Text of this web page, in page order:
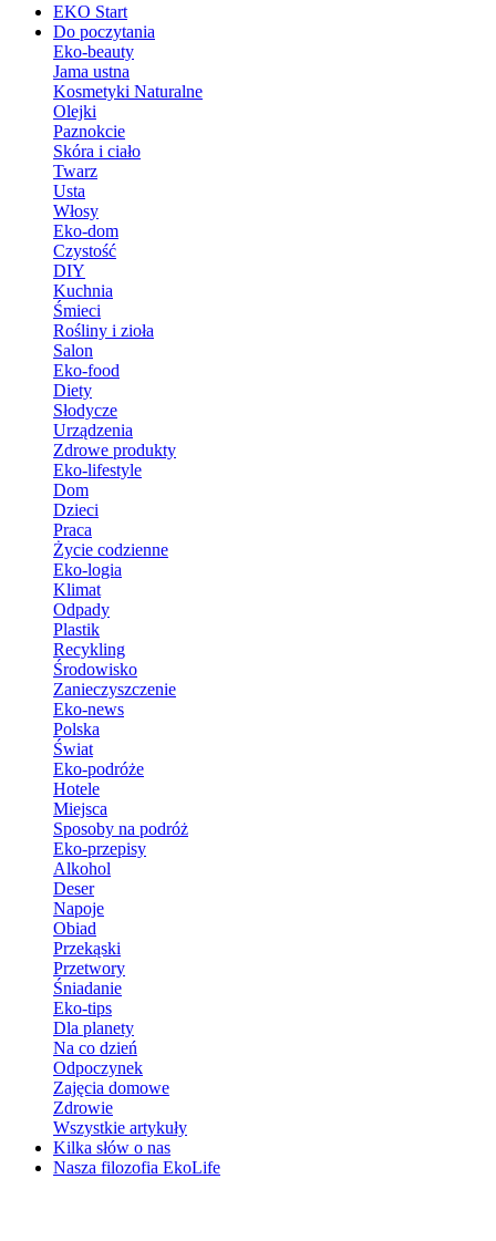
EKO Start
Do poczytania
Eko-beauty
Jama ustna
Kosmetyki Naturalne
Olejki
Paznokcie
Skóra i ciało
Twarz
Usta
Włosy
Eko-dom
Czystość
DIY
Kuchnia
Śmieci
Rośliny i zioła
Salon
Eko-food
Diety
Słodycze
Urządzenia
Zdrowe produkty
Eko-lifestyle
Dom
Dzieci
Praca
Życie codzienne
Eko-logia
Klimat
Odpady
Plastik
Recykling
Środowisko
Zanieczyszczenie
Eko-news
Polska
Świat
Eko-podróże
Hotele
Miejsca
Sposoby na podróż
Eko-przepisy
Alkohol
Deser
Napoje
Obiad
Przekąski
Przetwory
Śniadanie
Eko-tips
Dla planety
Na co dzień
Odpoczynek
Zajęcia domowe
Zdrowie
Wszystkie artykuły
Kilka słów o nas
Nasza filozofia EkoLife